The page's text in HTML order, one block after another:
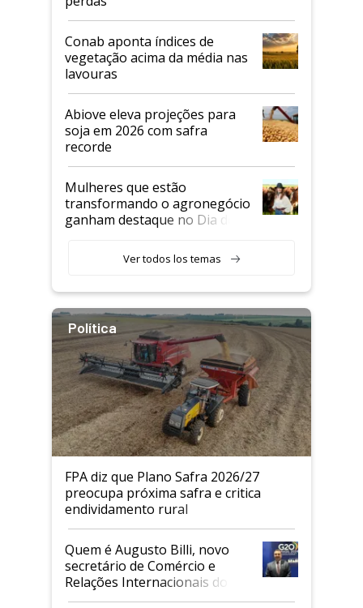
Conab aponta índices de
vegetação acima da média nas
lavouras
Abiove eleva projeções para
soja em 2026 com safra
recorde
Mulheres que estão
transformando o agronegócio
ganham destaque no Dia do
Ver todos los temas
Política
FPA diz que Plano Safra 2026/27
preocupa próxima safra e critica
endividamento rural
Quem é Augusto Billi, novo
secretário de Comércio e
Relações Internacionais do
Mapa